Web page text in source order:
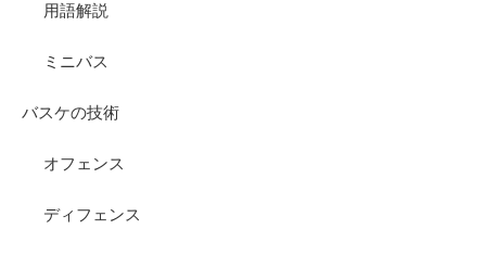
用語解説
ミニバス
バスケの技術
オフェンス
ディフェンス